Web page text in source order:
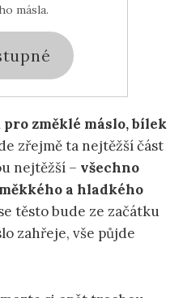
másla.
změklé máslo, bílek
zřejmě ta nejtěžší část
nejtěžší – všechno
a hladkého
těsto bude ze začátku
zahřeje, vše půjde